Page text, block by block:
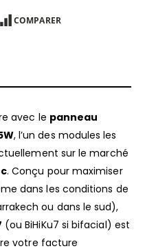
COMPARER
avec le panneau
, l’un des modules les
sur le marché
. Conçu pour maximiser
dans les conditions de
ou dans le sud),
(ou BiHiKu7 si bifacial) est
votre facture